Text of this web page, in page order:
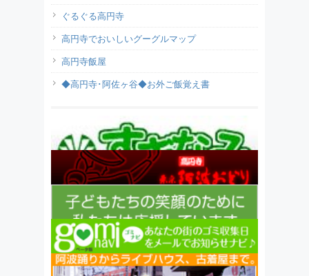
ぐるぐる高円寺
高円寺でおいしいグーグルマップ
高円寺飯屋
◆高円寺･阿佐ヶ谷◆お外ご飯覚え書